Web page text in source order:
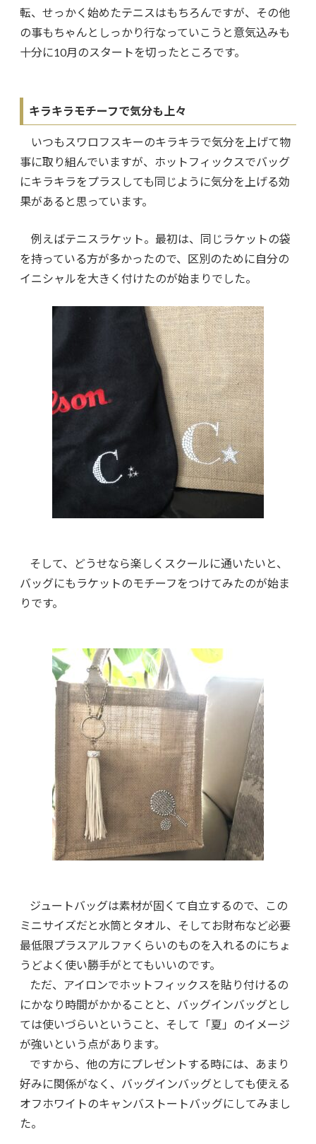
転、せっかく始めたテニスはもちろんですが、その他
の事もちゃんとしっかり行なっていこうと意気込みも
十分に10月のスタートを切ったところです。
キラキラモチーフで気分も上々
いつもスワロフスキーのキラキラで気分を上げて物
事に取り組んでいますが、ホットフィックスでバッグ
にキラキラをプラスしても同じように気分を上げる効
果があると思っています。
例えばテニスラケット。最初は、同じラケットの袋
を持っている方が多かったので、区別のために自分の
イニシャルを大きく付けたのが始まりでした。
そして、どうせなら楽しくスクールに通いたいと、
バッグにもラケットのモチーフをつけてみたのが始ま
りです。
ジュートバッグは素材が固くて自立するので、この
ミニサイズだと水筒とタオル、そしてお財布など必要
最低限プラスアルファくらいのものを入れるのにちょ
うどよく使い勝手がとてもいいのです。
ただ、アイロンでホットフィックスを貼り付けるの
にかなり時間がかかることと、バッグインバッグとし
ては使いづらいということ、そして「夏」のイメージ
が強いという点があります。
ですから、他の方にプレゼントする時には、あまり
好みに関係がなく、バッグインバッグとしても使える
オフホワイトのキャンバストートバッグにしてみまし
た。